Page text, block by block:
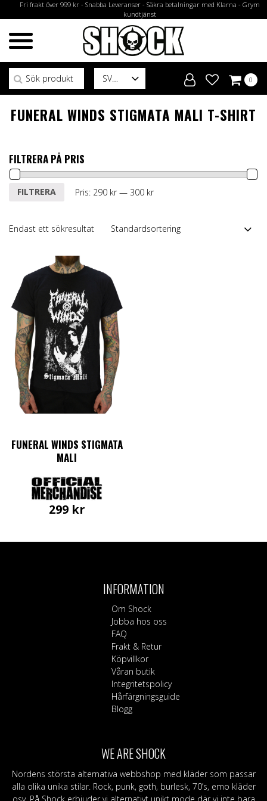
Fri frakt över 999 kr - Snabba Leveranser - Säkra betalningar med Klarna - Grym
kundtjänst
SV
Sök efter:
0
FUNERAL WINDS STIGMATA MALI T-SHIRT
FILTRERA PÅ PRIS
Min
MaxFILTRERA Pris: 290 kr— 300 kr
Endast ett sökresultat
FUNERAL WINDS STIGMATA
MALI
299 kr
alternativen
produktsidan
INFORMATION
Om Shock
Jobba hos oss
FAQ
Frakt & Retur
Köpvillkor
Våran butik
Integritetspolicy
Hårfärgningsguide
Blogg
WE ARE SHOCK
Nordens största alternativa webbshop med kläder som passar
alla olika unika stilar. Rock, punk, goth, burlesk, 70’s, emo kläder